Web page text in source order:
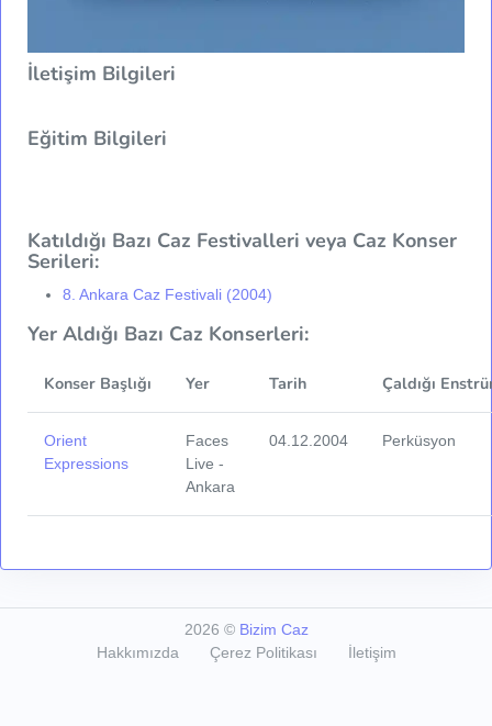
İletişim Bilgileri
Eğitim Bilgileri
Katıldığı Bazı Caz Festivalleri veya Caz Konser
Serileri:
8. Ankara Caz Festivali (2004)
Yer Aldığı Bazı Caz Konserleri:
Konser Başlığı Yer Tarih Çaldığı
Orient
Expressions
Faces
Live -
Ankara
04.12.2004 Perküsyon
2026 © Bizim Caz
Hakkımızda
Çerez Politikası İletişim